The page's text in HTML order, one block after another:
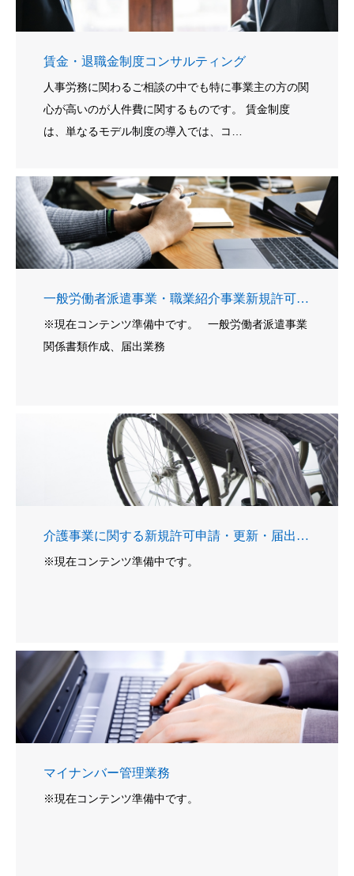
賃金・退職金制度コンサルティング
人事労務に関わるご相談の中でも特に事業主の方の関
心が高いのが人件費に関するものです。 賃金制度
は、単なるモデル制度の導入では、コ…
一般労働者派遣事業・職業紹介事業新規許可申請・更新・届出
※現在コンテンツ準備中です。 一般労働者派遣事業
関係書類作成、届出業務
介護事業に関する新規許可申請・更新・届出業務
※現在コンテンツ準備中です。
マイナンバー管理業務
※現在コンテンツ準備中です。